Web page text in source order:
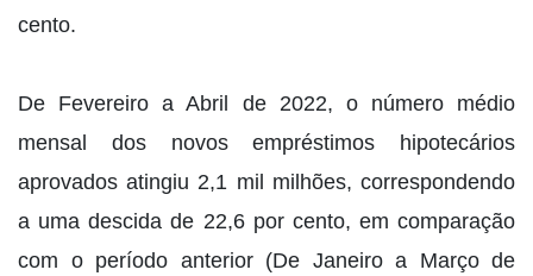
cento.
De Fevereiro a Abril de 2022, o número médio
mensal dos novos empréstimos hipotecários
aprovados atingiu 2,1 mil milhões, correspondendo
a uma descida de 22,6 por cento, em comparação
com o período anterior (De Janeiro a Março de